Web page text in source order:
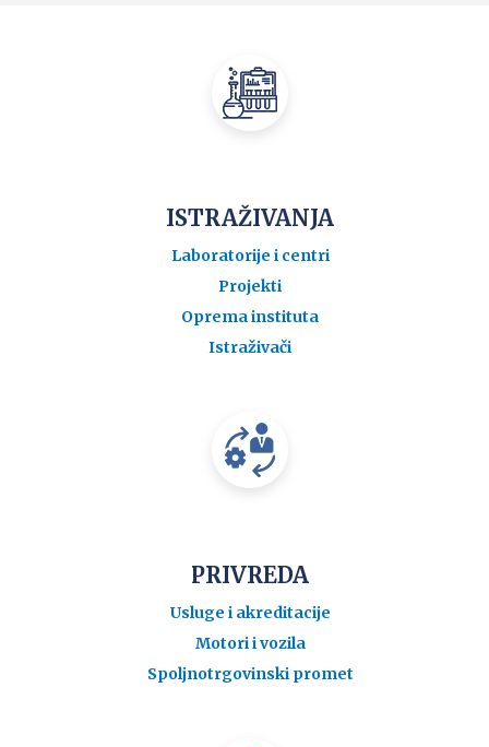
ISTRAŽIVANJA
Laboratorije i centri
Projekti
Oprema instituta
Istraživači
PRIVREDA
Usluge i akreditacije
Motori i vozila
Spoljnotrgovinski promet